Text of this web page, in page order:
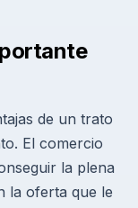
de un trato
El comercio
la plena
la oferta que le